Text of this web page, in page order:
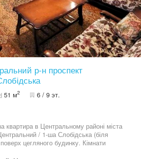
р-н проспект
51 м2 6 / 9 эт.
квартира в Центральному районі міста
/ 1-ша Слобідська (біля
цегляного будинку. Кімнати